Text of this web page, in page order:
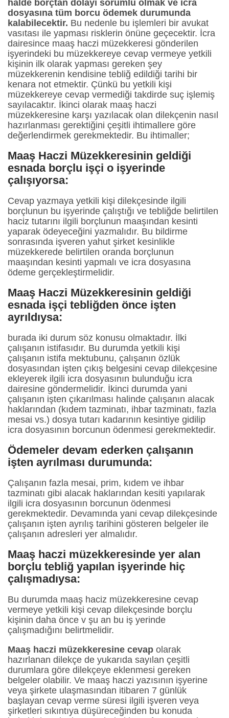
halde borçtan dolayı sorumlu olmak ve icra
dosyasına tüm borcu ödemek durumunda
kalabilecektir. Bu nedenle bu işlemleri bir avukat
vasıtası ile yapması risklerin önüne geçecektir. İcra
dairesince maaş haczi müzekkeresi gönderilen
işyerindeki bu müzekkereye cevap vermeye yetkili
kişinin ilk olarak yapması gereken şey
müzekkerenin kendisine tebliğ edildiği tarihi bir
kenara not etmektir. Çünkü bu yetkili kişi
müzekkereye cevap vermediği takdirde suç işlemiş
sayılacaktır. İkinci olarak maaş haczi
müzekkeresine karşı yazılacak olan dilekçenin nasıl
hazırlanması gerektiğini çeşitli ihtimallere göre
değerlendirmek gerekmektedir. Bu ihtimaller;
Maaş Haczi Müzekkeresinin geldiği
esnada borçlu işçi o işyerinde
çalışıyorsa:
Cevap yazmaya yetkili kişi dilekçesinde ilgili
borçlunun bu işyerinde çalıştığı ve tebliğde belirtilen
haciz tutarını ilgili borçlunun maaşından kesinti
yaparak ödeyeceğini yazmalıdır. Bu bildirme
sonrasında işveren yahut şirket kesinlikle
müzekkerede belirtilen oranda borçlunun
maaşından kesinti yapmalı ve icra dosyasına
ödeme gerçekleştirmelidir.
Maaş Haczi Müzekkeresinin geldiği
esnada işçi tebliğden önce işten
ayrıldıysa:
burada iki durum söz konusu olmaktadır. İlki
çalışanın istifasıdır. Bu durumda yetkili kişi
çalışanın istifa mektubunu, çalışanın özlük
dosyasından işten çıkış belgesini cevap dilekçesine
ekleyerek ilgili icra dosyasının bulunduğu icra
dairesine göndermelidir. İkinci durumda yani
çalışanın işten çıkarılması halinde çalışanın alacak
haklarından (kıdem tazminatı, ihbar tazminatı, fazla
mesai vs.) dosya tutarı kadarının kesintiye gidilip
icra dosyasının borcunun ödenmesi gerekmektedir.
Ödemeler devam ederken çalışanın
işten ayrılması durumunda:
Çalışanın fazla mesai, prim, kıdem ve ihbar
tazminatı gibi alacak haklarından kesiti yapılarak
ilgili icra dosyasının borcunun ödenmesi
gerekmektedir. Devamında yani cevap dilekçesinde
çalışanın işten ayrılış tarihini gösteren belgeler ile
çalışanın adresleri yer almalıdır.
Maaş haczi müzekkeresinde yer alan
borçlu tebliğ yapılan işyerinde hiç
çalışmadıysa:
Bu durumda maaş haciz müzekkeresine cevap
vermeye yetkili kişi cevap dilekçesinde borçlu
kişinin daha önce v şu an bu iş yerinde
çalışmadığını belirtmelidir.
Maaş haczi müzekkeresine cevap olarak
hazırlanan dilekçe de yukarıda sayılan çeşitli
durumlara göre dilekçeye eklenmesi gereken
belgeler olabilir. Ve maaş haczi yazısının işyerine
veya şirkete ulaşmasından itibaren 7 günlük
başlayan cevap verme süresi ilgili işveren veya
şirketleri sıkıntıya düşüreceğinden bu konuda